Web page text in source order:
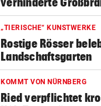
„TIERISCHE“ KUNSTWERKE
Rostige Rösser
Landschaftsgarten
KOMMT VON NÜRNBERG
Ried verpflichtet